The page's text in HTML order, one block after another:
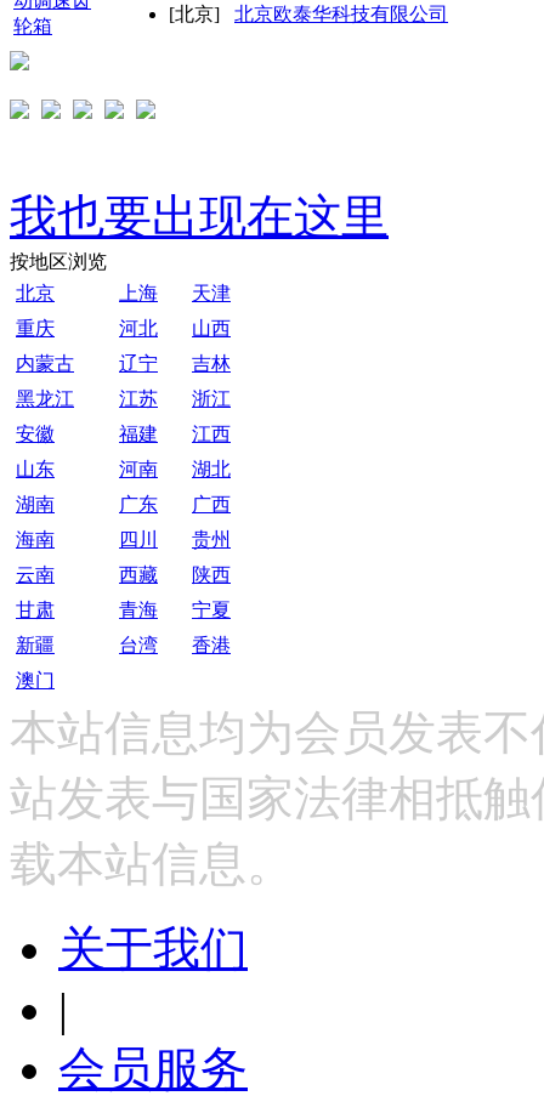
[北京]
北京欧泰华科技有限公司
我也要出现在这里
按地区浏览
北京
上海
天津
重庆
河北
山西
内蒙古
辽宁
吉林
黑龙江
江苏
浙江
安徽
福建
江西
山东
河南
湖北
湖南
广东
广西
海南
四川
贵州
云南
西藏
陕西
甘肃
青海
宁夏
新疆
台湾
香港
澳门
本站信息均为会员发表
站发表与国家法律相抵
载本站信息。
关于我们
|
会员服务